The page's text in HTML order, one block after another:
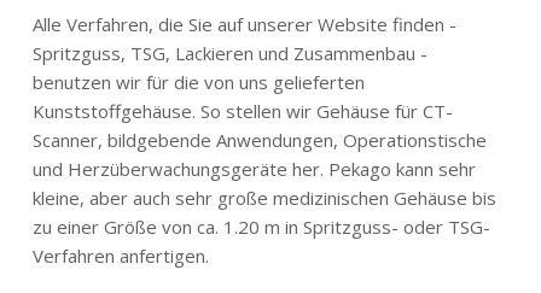
Alle Verfahren, die Sie auf unserer Website finden -
Spritzguss, TSG, Lackieren und Zusammenbau -
benutzen wir für die von uns gelieferten
Kunststoffgehäuse. So stellen wir Gehäuse für CT-
Scanner, bildgebende Anwendungen, Operationstische
und Herzüberwachungsgeräte her. Pekago kann sehr
kleine, aber auch sehr große medizinischen Gehäuse bis
zu einer Größe von ca. 1.20 m in Spritzguss- oder TSG-
Verfahren anfertigen.